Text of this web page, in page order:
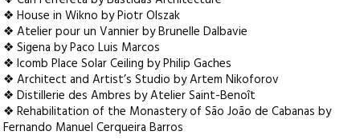
❖ House in Wikno by Piotr Olszak
❖ Atelier pour un Vannier by Brunelle Dalbavie
❖ Sigena by Paco Luis Marcos
❖ Icomb Place Solar Ceiling by Philip Gaches
❖ Architect and Artist’s Studio by Artem Nikoforov
❖ Distillerie des Ambres by Atelier Saint-Benoît
❖ Rehabilitation of the Monastery of São João de Cabanas by
Fernando Manuel Cerqueira Barros